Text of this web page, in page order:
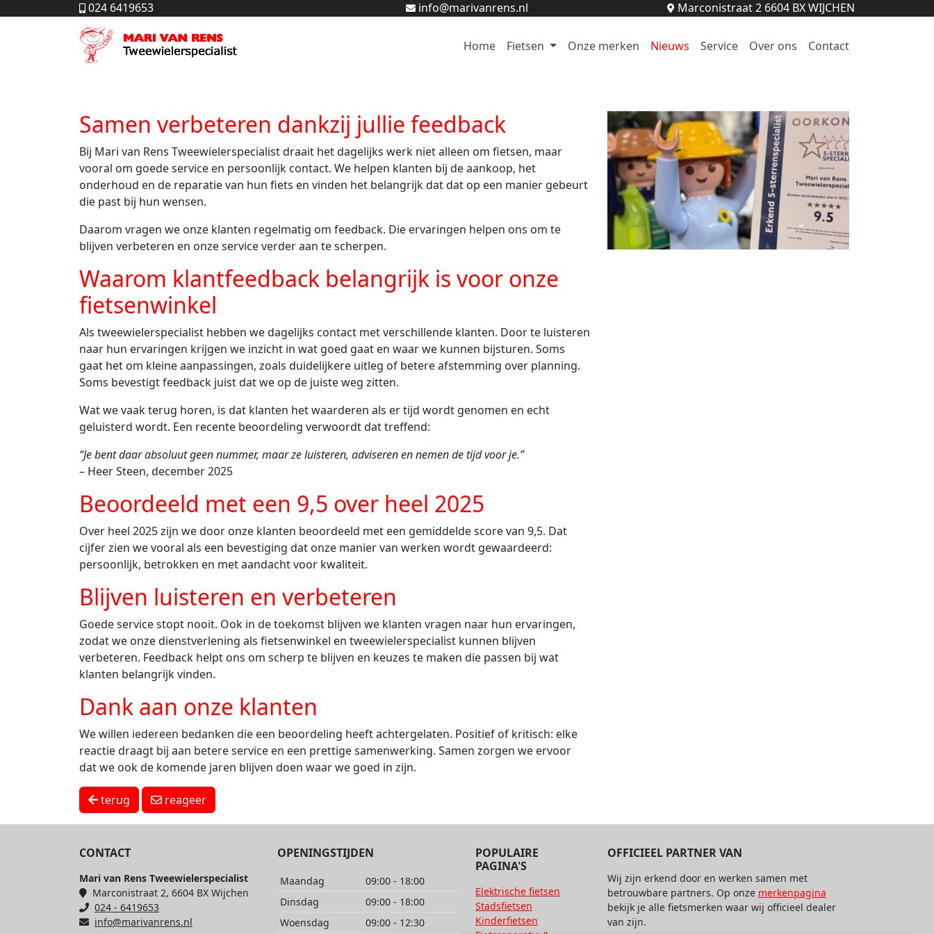
024 6419653 info@marivanrens.nl Marconistraat 2 6604 BX WIJCHEN
Home Fietsen Onze merken Nieuws Service Over ons Contact
Samen verbeteren dankzij jullie feedback
Bij Mari van Rens Tweewielerspecialist draait het dagelijks werk niet alleen om fietsen, maar
vooral om goede service en persoonlijk contact. We helpen klanten bij de aankoop, het
onderhoud en de reparatie van hun fiets en vinden het belangrijk dat dat op een manier gebeurt
die past bij hun wensen.
Daarom vragen we onze klanten regelmatig om feedback. Die ervaringen helpen ons om te
blijven verbeteren en onze service verder aan te scherpen.
Waarom klantfeedback belangrijk is voor onze
fietsenwinkel
Als tweewielerspecialist hebben we dagelijks contact met verschillende klanten. Door te luisteren
naar hun ervaringen krijgen we inzicht in wat goed gaat en waar we kunnen bijsturen. Soms
gaat het om kleine aanpassingen, zoals duidelijkere uitleg of betere afstemming over planning.
Soms bevestigt feedback juist dat we op de juiste weg zitten.
Wat we vaak terug horen, is dat klanten het waarderen als er tijd wordt genomen en echt
geluisterd wordt. Een recente beoordeling verwoordt dat treffend:
“Je bent daar absoluut geen nummer, maar ze luisteren, adviseren en nemen de tijd voor je.”
– Heer Steen, december 2025
Beoordeeld met een 9,5 over heel 2025
Over heel 2025 zijn we door onze klanten beoordeeld met een gemiddelde score van 9,5. Dat
cijfer zien we vooral als een bevestiging dat onze manier van werken wordt gewaardeerd:
persoonlijk, betrokken en met aandacht voor kwaliteit.
Blijven luisteren en verbeteren
Goede service stopt nooit. Ook in de toekomst blijven we klanten vragen naar hun ervaringen,
zodat we onze dienstverlening als fietsenwinkel en tweewielerspecialist kunnen blijven
verbeteren. Feedback helpt ons om scherp te blijven en keuzes te maken die passen bij wat
klanten belangrijk vinden.
Dank aan onze klanten
We willen iedereen bedanken die een beoordeling heeft achtergelaten. Positief of kritisch: elke
reactie draagt bij aan betere service en een prettige samenwerking. Samen zorgen we ervoor
dat we ook de komende jaren blijven doen waar we goed in zijn.
terug reageer
CONTACT
Mari van Rens Tweewielerspecialist
Marconistraat 2, 6604 BX Wijchen
024 - 6419653
info@marivanrens.nl
OPENINGSTIJDEN
Maandag
09:00 - 18:00
Dinsdag
09:00 - 18:00
Woensdag
09:00 - 12:30
POPULAIRE
PAGINA'S
Elektrische fietsen
Stadsfietsen
Kinderfietsen
OFFICIEEL PARTNER VAN
Wij zijn erkend door en werken samen met
betrouwbare partners. Op onze merkenpagina
bekijk je alle fietsmerken waar wij officieel dealer
van zijn.